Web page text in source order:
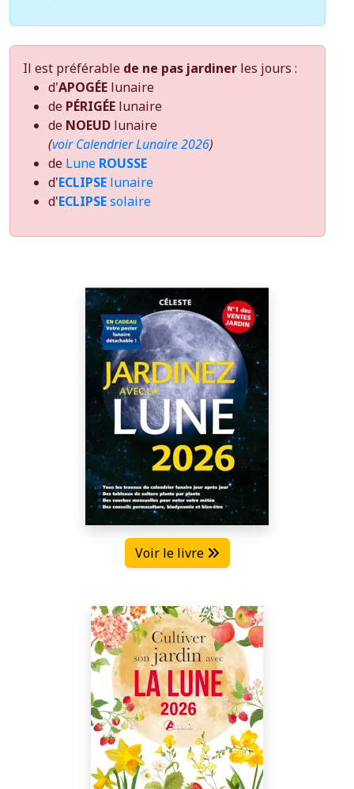
Il est préférable de ne pas jardiner les jours :
d'APOGÉE lunaire
de PÉRIGÉE lunaire
de NOEUD lunaire
(voir Calendrier Lunaire 2026)
de Lune ROUSSE
d'ECLIPSE lunaire
d'ECLIPSEsolaire
Voir le livre